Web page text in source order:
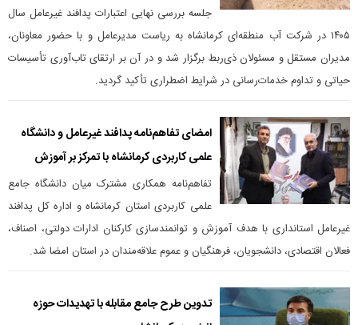
جلسه بررسی نهایی اعتبارات پدافند غیرعامل سال
۱۴۰۵ در شرکت آب منطقه‌ای کرمانشاه به ریاست مدیرعامل و با حضور معاونان،
مدیران مستقل و مسئولان ذی‌ربط برگزار شد و در آن بر ارتقای تاب‌آوری تأسیسات
حیاتی و تداوم خدمات‌رسانی در شرایط اضطراری تأکید گردید.
امضای تفاهم‌نامه پدافند غیرعامل و دانشگاه
علمی کاربردی کرمانشاه با تمرکز بر آموزش
تفاهم‌نامه همکاری مشترک میان دانشگاه جامع
علمی کاربردی استان کرمانشاه و اداره کل پدافند
غیرعامل استانداری با هدف آموزش و توانمندسازی کارکنان ادارات دولتی، اصناف،
فعالان اقتصادی، دانشجویان، فرهنگیان و عموم علاقه‌مندان در استان امضا شد.
تدوین طرح جامع مقابله با تهدیدات حوزه